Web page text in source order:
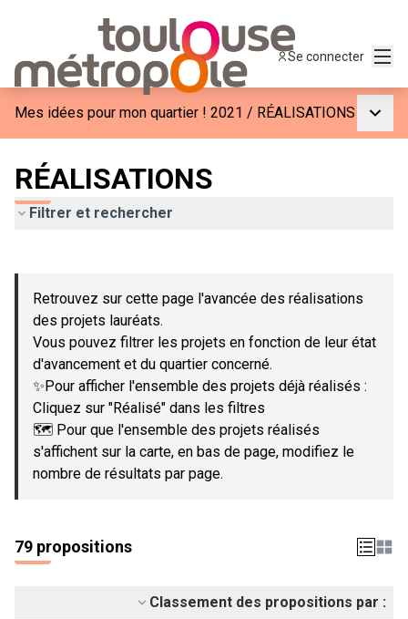
Se connecter
Mes idées pour mon quartier ! 2021 / RÉALISATIONS
RÉALISATIONS
Filtrer et rechercher
−
Retrouvez sur cette page l'avancée des réalisations
des projets lauréats.
Vous pouvez filtrer les projets en fonction de leur état
d'avancement et du quartier concerné.
✨Pour afficher l'ensemble des projets déjà réalisés :
Cliquez sur "Réalisé" dans les filtres
🗺️ Pour que l'ensemble des projets réalisés
s'affichent sur la carte, en bas de page, modifiez le
nombre de résultats par page.
79 propositions
Classement des propositions par :